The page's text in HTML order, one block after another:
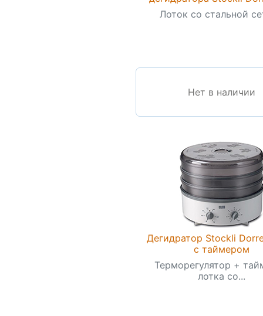
Лоток со стальной
Нет в наличии
Дегидратор Stockli
с таймером
Терморегулятор +
лотка со...